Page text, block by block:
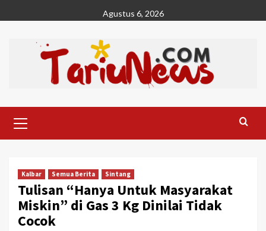
to
Agustus 6, 2026
Menu
Kalbar Semua Berita Sintang
Tulisan “Hanya Untuk Masyarakat
Miskin” di Gas 3 Kg Dinilai Tidak
Cocok